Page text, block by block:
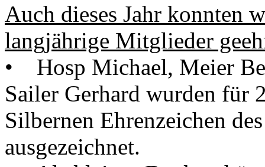
Auch dieses Jahr konnten
langjährige Mitglieder
• Hosp Michael, Meier
Sailer Gerhard wurden für
Silbernen Ehrenzeichen
ausgezeichnet.